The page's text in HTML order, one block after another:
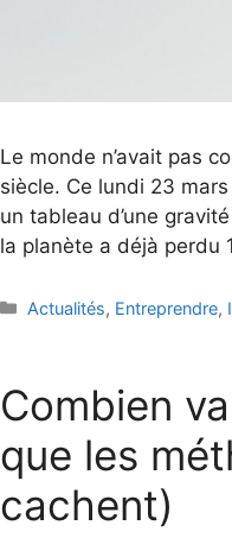
Le monde n’avait pas
siècle. Ce lundi 23
un tableau d’une
la planète a déjà perdu
Catégories
Actualités, Entreprendre,
Combien
que les
cachent)